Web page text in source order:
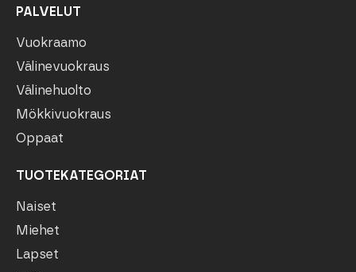
PALVELUT
Vuokraamo
Välinevuokraus
Välinehuolto
Mökkivuokraus
Oppaat
TUOTEKATEGORIAT
Naiset
Miehet
Lapset